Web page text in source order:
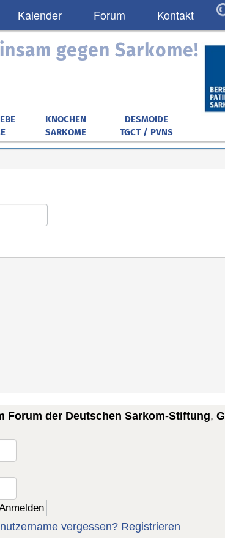
Kalender Forum Kontakt
gegen Sarkome!
KNOCHEN
SARKOME
DESMOIDE
TGCT / PVNS
Forum der Deutschen Sarkom-Stiftung,
vergessen? Registrieren